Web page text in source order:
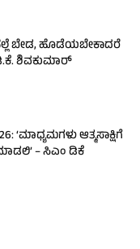
ಬೇಡ, ಹೊಡೆಯಬೇಕಾದರೆ
ಶಿವಕುಮಾರ್
‘ಮಾಧ್ಯಮಗಳು ಆತ್ಮಸಾಕ್ಷಿಗೆ
– ಸಿಎಂ ಡಿಕೆ